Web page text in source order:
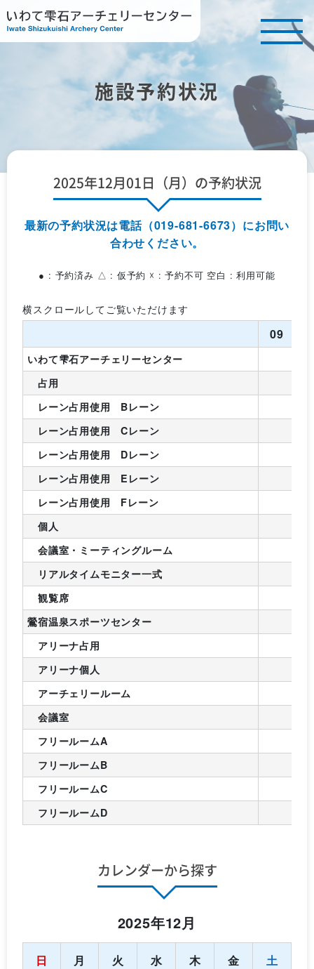
施設予約状況
2025年12月01日（月）の予約状況
最新の予約状況は電話（019-681-6673）にお問い
合わせください。
● : 予約済み △ : 仮予約 ☓ : 予約不可 空白 : 利用可能
09
いわて雫石アーチェリーセンター
占用
レーン占用使用 Bレーン
レーン占用使用 Cレーン
レーン占用使用 Dレーン
レーン占用使用 Eレーン
レーン占用使用 Fレーン
個人
会議室・ミーティングルーム
リアルタイムモニター一式
観覧席
鶯宿温泉スポーツセンター
アリーナ占用
アリーナ個人
アーチェリールーム
会議室
フリールームA
フリールームB
フリールームC
フリールームD
カレンダーから探す
2025年12月
日 月 火 水 木 金 土